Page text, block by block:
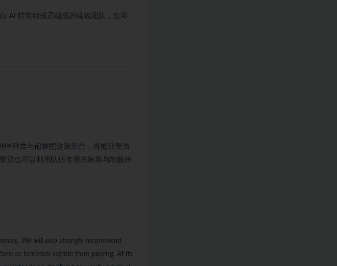
AI 特警组成员组成的精锐团队，也可
匣种类与前握把改装组合，将能让警员
员也可以利用队伍专用的标章与制服来
We will also strongly recommend
or terrorism refrain from playing. At its